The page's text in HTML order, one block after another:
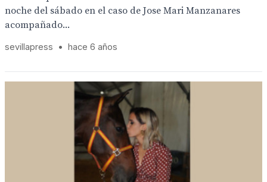
noche del sábado en el caso de Jose Mari Manzanares
acompañado...
sevillapress • hace 6 años